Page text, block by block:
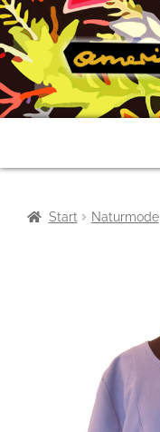
springen
springen
Start Naturmode